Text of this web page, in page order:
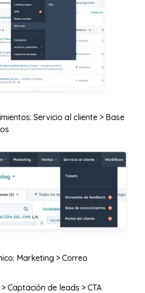
Servicio al cliente > Base
Marketing > Correo
Captación de leads > CTA